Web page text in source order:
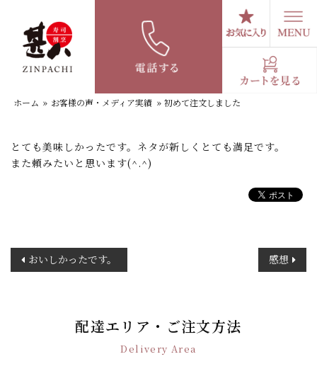
初めて注文しました
ホーム » お客様の声・メディア実績 » 初めて注文しました
とても美味しかったです。ネタが新しくとても満足です。
また頼みたいと思います(^.^)
稿
おいしかったです。 感想
配達エリア・ご注文方法
Delivery Area